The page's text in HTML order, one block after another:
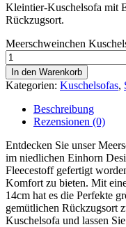
Kleintier-Kuschelsofa mit
Rückzugsort.
Meerschweinchen
In den Warenkorb
Kategorien: Kuschelsofas,
Beschreibung
Rezensionen (0)
Entdecken Sie unser
im niedlichen Einhorn
Fleecestoff gefertigt
Komfort zu bieten. Mit
14cm hat es die Perfekte
gemütlichen Rückzugsort
Kuschelsofa und lassen